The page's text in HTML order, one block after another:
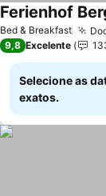
Bed & Breakfast
Ferienhof
9,8 Excelente
Selecione as
exatos.